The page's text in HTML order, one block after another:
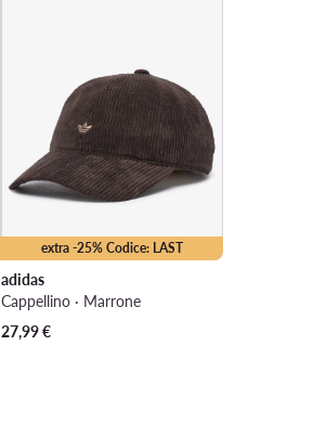
extra -25% Codice: LAST
adidas
Cappellino · Marrone
27,99€